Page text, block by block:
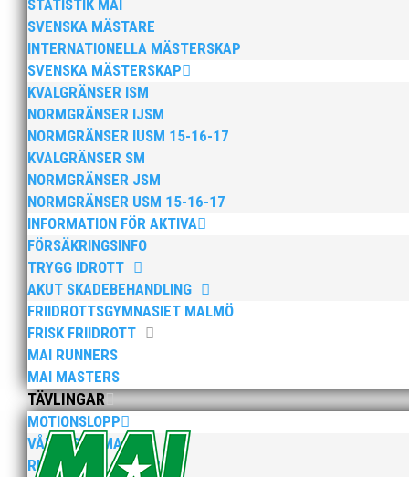
STATISTIK MAI
SVENSKA MÄSTARE
INTERNATIONELLA MÄSTERSKAP
SVENSKA MÄSTERSKAP
KVALGRÄNSER ISM
NORMGRÄNSER IJSM
NORMGRÄNSER IUSM 15-16-17
KVALGRÄNSER SM
NORMGRÄNSER JSM
NORMGRÄNSER USM 15-16-17
INFORMATION FÖR AKTIVA
FÖRSÄKRINGSINFO
TRYGG IDROTT
AKUT SKADEBEHANDLING
FRIIDROTTSGYMNASIET MALMÖ
FRISK FRIIDROTT
MAI RUNNERS
MAI MASTERS
TÄVLINGAR
MOTIONSLOPP
VÅRRUSET MALMÖ
RUN MALMÖ 10K & 21K
Efter att årsmötet avslutats följde en kväll med
möjliggjorde och generöst finansierade denna del av
2025 innebar något av ett internationellt genombrott
elva på VM ute i somras. Och en stark tro på
När Friidrottssverige samlades för fest gick en av
och bland annat fanns ordförande Fredrik Wennolf